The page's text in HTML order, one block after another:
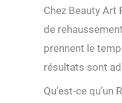
Chez Beauty Art
de
prennent le
résultats sont
Qu’est-ce qu’un